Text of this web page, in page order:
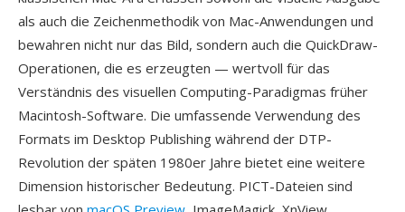
als auch die Zeichenmethodik von Mac-Anwendungen und
bewahren nicht nur das Bild, sondern auch die QuickDraw-
Operationen, die es erzeugten — wertvoll für das
Verständnis des visuellen Computing-Paradigmas früher
Macintosh-Software. Die umfassende Verwendung des
Formats im Desktop Publishing während der DTP-
Revolution der späten 1980er Jahre bietet eine weitere
Dimension historischer Bedeutung. PICT-Dateien sind